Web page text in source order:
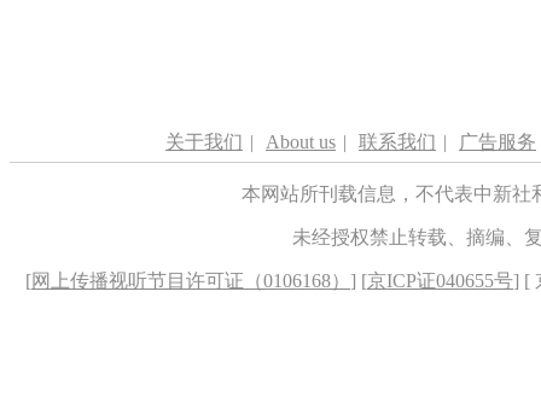
关于我们 | About us | 联系我们 | 广告服务
本网站所刊载信息，不代表中新
未经授权禁止转载、摘编、
[网上传播视听节目许可证（0106168） ] [京ICP证040655号] [